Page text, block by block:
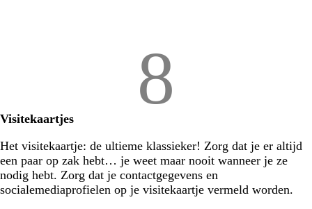
8
Visitekaartjes
Het visitekaartje: de ultieme klassieker! Zorg dat je er altijd
een paar op zak hebt… je weet maar nooit wanneer je ze
nodig hebt. Zorg dat je contactgegevens en
socialemediaprofielen op je visitekaartje vermeld worden.